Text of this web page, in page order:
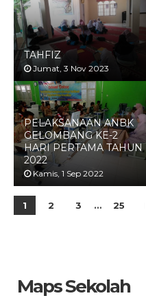
TAHFIZ
Jumat, 3 Nov 2023
PELAKSANAAN ANBK
GELOMBANG KE-2
HARI PERTAMA TAHUN
2022
Kamis, 1 Sep 2022
1 2 3 … 25
Maps Sekolah